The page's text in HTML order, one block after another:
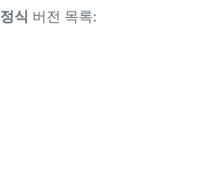
정식 버전 목록: